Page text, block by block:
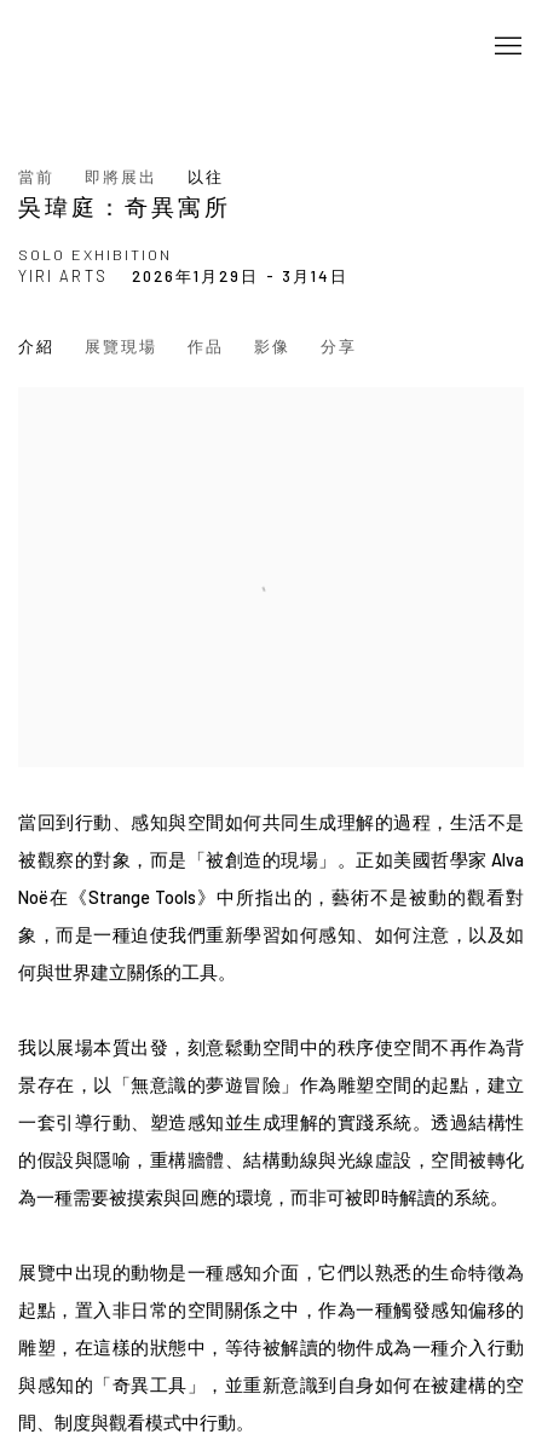
當前 即將展出 以往
吳瑋庭：奇異寓所
SOLO EXHIBITION
2026年1月29日 - 3月14日
YIRI ARTS
介紹 展覽現場 作品 影像 分享
當回到行動、感知與空間如何共同生成理解的過程，生活不是
被觀察的對象，而是「被創造的現場」。正如美國哲學家 Alva
Noë在《Strange Tools》中所指出的，藝術不是被動的觀看對
象，而是一種迫使我們重新學習如何感知、如何注意，以及如
何與世界建立關係的工具。
我以展場本質出發，刻意鬆動空間中的秩序使空間不再作為背
景存在，以「無意識的夢遊冒險」作為雕塑空間的起點，建立
一套引導行動、塑造感知並生成理解的實踐系統。透過結構性
的假設與隱喻，重構牆體、結構動線與光線虛設，空間被轉化
為一種需要被摸索與回應的環境，而非可被即時解讀的系統。
展覽中出現的動物是一種感知介面，它們以熟悉的生命特徵為
起點，置入非日常的空間關係之中，作為一種觸發感知偏移的
雕塑，在這樣的狀態中，等待被解讀的物件成為一種介入行動
與感知的「奇異工具」，並重新意識到自身如何在被建構的空
間、制度與觀看模式中行動。